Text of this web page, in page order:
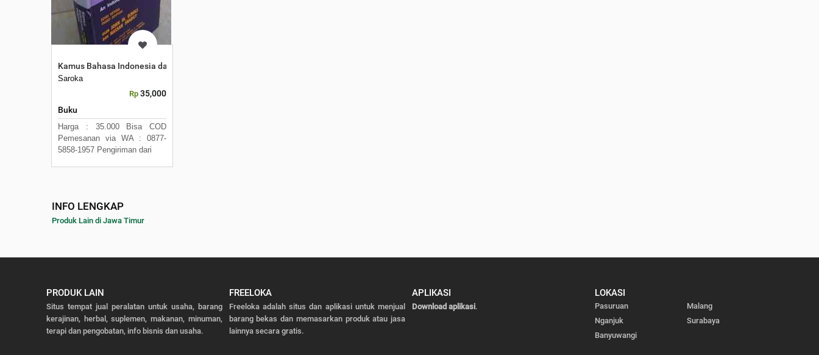
Kamus Bahasa Indonesia dan Bahasa Inggris
Saroka
Rp 35,000
Buku
Harga : 35.000 Bisa COD
Pemesanan via WA : 0877-
5858-1957 Pengiriman dari
INFO LENGKAP
Produk Lain di Jawa Timur
PRODUK LAIN
Situs tempat jual peralatan untuk usaha, barang
kerajinan, herbal, suplemen, makanan, minuman,
terapi dan pengobatan, info bisnis dan usaha.
FREELOKA
Freeloka adalah situs dan aplikasi untuk menjual
barang bekas dan memasarkan produk atau jasa
lainnya secara gratis.
APLIKASI
Download aplikasi.
LOKASI
Pasuruan
Malang
Nganjuk
Surabaya
Banyuwangi